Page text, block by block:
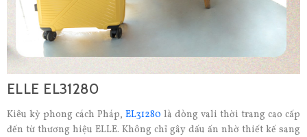
ELLE EL31280
Kiêu kỳ phong cách Pháp, EL31280 là dòng vali thời trang cao cấp
đến từ thương hiệu ELLE. Không chỉ gây dấu ấn nhờ thiết kế sang